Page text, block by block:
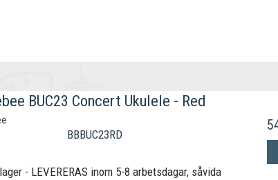
BUC23 Concert Ukulele - Red
BBBUC23RD
- LEVERERAS inom 5-8 arbetsdagar, såvida